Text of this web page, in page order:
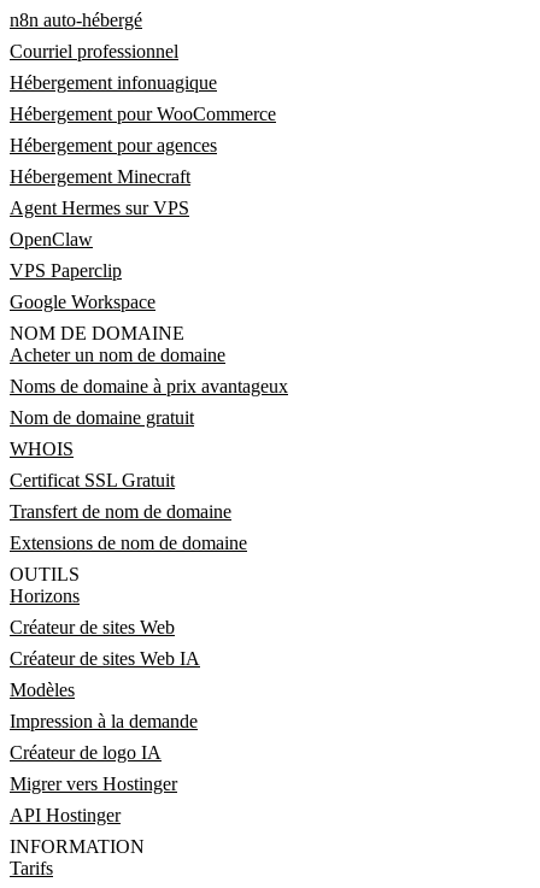
n8n auto-hébergé
Courriel professionnel
Hébergement infonuagique
Hébergement pour WooCommerce
Hébergement pour agences
Hébergement Minecraft
Agent Hermes sur VPS
OpenClaw
VPS Paperclip
Google Workspace
NOM DE DOMAINE
Acheter un nom de domaine
Noms de domaine à prix avantageux
Nom de domaine gratuit
WHOIS
Certificat SSL Gratuit
Transfert de nom de domaine
Extensions de nom de domaine
OUTILS
Horizons
Créateur de sites Web
Créateur de sites Web IA
Modèles
Impression à la demande
Créateur de logo IA
Migrer vers Hostinger
API Hostinger
INFORMATION
Tarifs